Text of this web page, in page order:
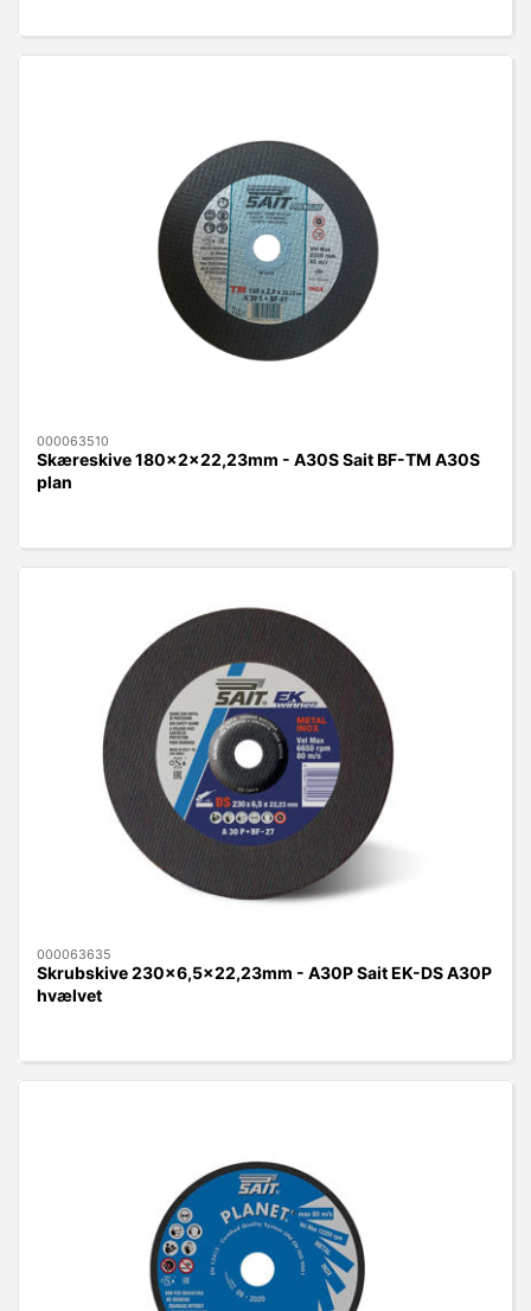
000063510
Skæreskive 180x2x22,23mm - A30S Sait BF-TM A30S
plan
000063635
Skrubskive 230x6,5x22,23mm - A30P Sait EK-DS A30P
hvælvet